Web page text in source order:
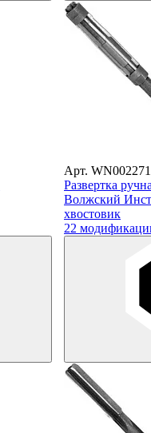
Арт.
Развертка
Волжский
хвостовик
22